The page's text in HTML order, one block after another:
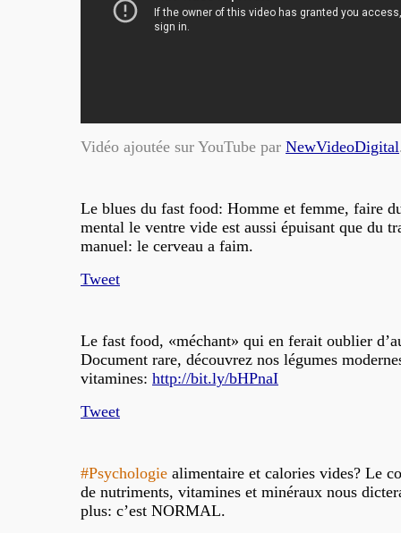
Vidéo ajoutée sur YouTube par NewVideoDigital
Le blues du fast food: Homme et femme, faire
mental le ventre vide est aussi épuisant que du
manuel: le cerveau a faim.
Tweet
Le fast food, «méchant» qui en ferait oublier
Document rare, découvrez nos légumes
vitamines: http://bit.ly/bHPnaI
Tweet
#Psychologie alimentaire et calories vides? Le
de nutriments, vitamines et minéraux nous
plus: c’est NORMAL.